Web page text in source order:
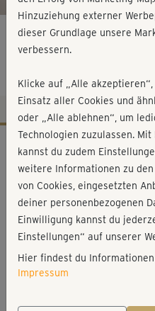
Easy Beach-
Workout-Facts
leicht
6 Min
40 kcal
Michaela Süßbauer
Hinzuziehung externer
dieser Grundlage unsere
verbessern.
Klicke auf „Alle
Einsatz aller Cookies und
oder „Alle ablehnen“, um
Technologien zuzulassen.
kannst du zudem
weitere Informationen zu
von Cookies, eingesetzten
deiner personenbezogenen
Einwilligung kannst du
Einstellungen“ auf unserer
Hier findest du Informationen
Impressum